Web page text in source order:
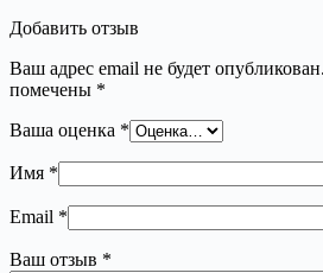
Добавить отзыв
Ваш адрес email не будет опубликован.
помечены *
Ваша оценка *
Имя *
Email *
Ваш отзыв *